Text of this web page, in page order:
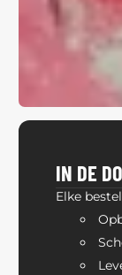
IN DE
Elke